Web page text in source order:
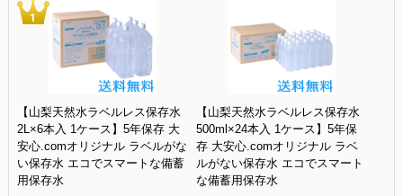
【山梨天然水ラベルレス保存水
2L×6本入 1ケース】5年保存 大
安心.comオリジナル ラベルがな
い保存水 エコでスマートな備蓄
用保存水
【山梨天然水ラベルレス保存水
500ml×24本入 1ケース】5年保
存 大安心.comオリジナル ラベ
ルがない保存水 エコでスマート
な備蓄用保存水